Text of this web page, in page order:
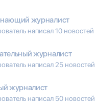
журналист
написал 10 новостей
журналист
написал 25 новостей
журналист
написал 50 новостей